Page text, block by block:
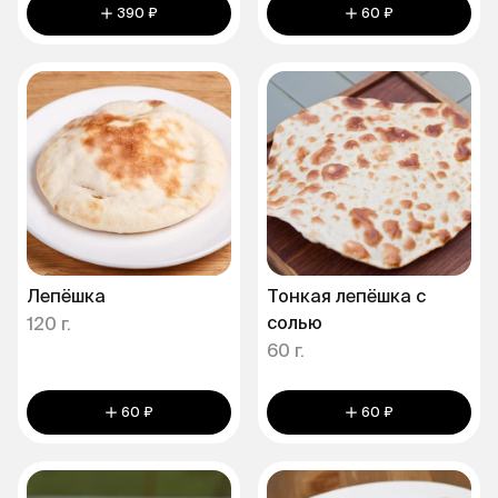
390 ₽ 60 ₽
Лепёшка
120 г.
60 ₽
Тонкая лепёшка с
солью
60 г.
60 ₽